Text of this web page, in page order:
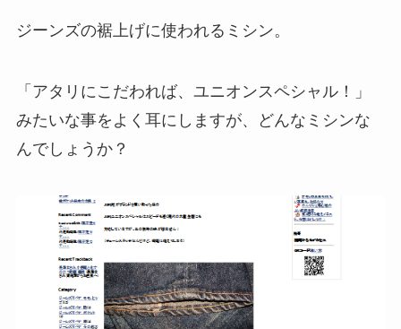
ジーンズの裾上げに使われるミシン。
「アタリにこだわれば、ユニオンスペシャル！」
みたいな事をよく耳にしますが、どんなミシンな
んでしょうか？